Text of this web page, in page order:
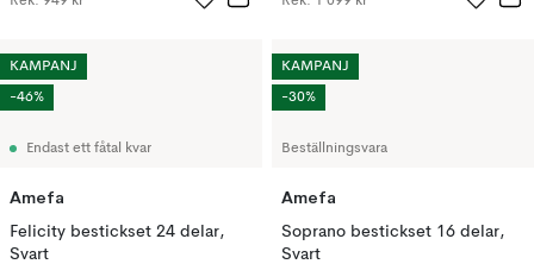
Endast ett fåtal kvar
Amefa
Felicity bestickset 24 delar,
Svart
KAMPANJ
-46%
Beställningsvara
Amefa
Soprano bestickset 16 delar,
Svart
KAMPANJ
-30%